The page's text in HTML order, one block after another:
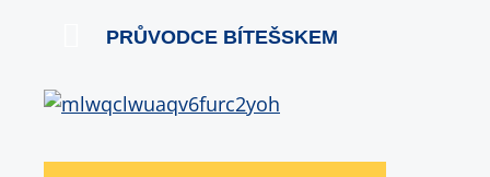
PRŮVODCE BÍTEŠSKEM